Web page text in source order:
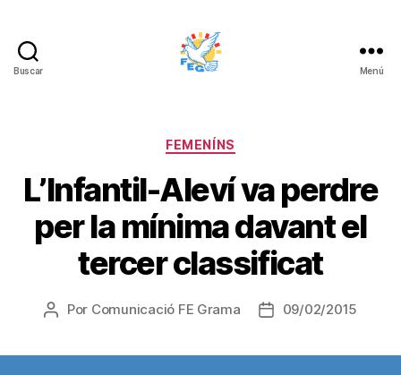
Buscar Menú
Categorías
FEMENÍNS
L’Infantil-Aleví va perdre
per la mínima davant el
tercer classificat
Autor
Por Comunicació FE Grama
Fecha09/02/2015